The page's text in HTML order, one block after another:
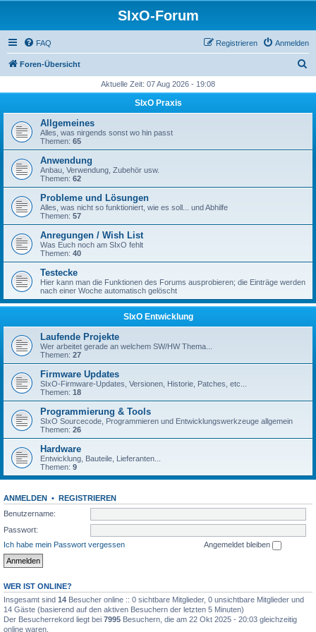
SIxO-Forum
FAQ Anmelden
Registrieren
Foren-Übersicht
h
Aktuelle Zeit: 07 Aug 2026 - 19:08
SIxO Praxis
Allgemeines
Alles, was nirgends sonst wo hin passt
Themen: 65
Anwendung
Anbau, Verwendung, Zubehör usw.
Themen: 62
Probleme und Lösungen
Alles, was nicht so funktioniert, wie es soll... und Abhilfe
Themen: 57
Anregungen / Wish List
Was Euch noch am SIxO fehlt
Themen: 40
Testecke
Hier kann man die Funktionen des Forums ausprobieren; die Einträge werden
nach einer Woche automatisch gelöscht
SIxO Entwicklung
Laufende Projekte
Wer arbeitet gerade an welchem SW/HW Thema...
Themen: 27
Firmware Updates
SIxO-Firmware-Updates, Versionen, Historie, Patches, etc...
Themen: 18
Programmierung & Tools
SIxO Sourcecode, Programmieren und Entwicklungswerkzeuge allgemein
Themen: 26
Hardware
Entwicklung, Bauteile, Lieferanten...
Themen: 9
ANMELDEN • REGISTRIEREN
Benutzername:
Passwort:
Ich habe mein Passwort vergessen
Angemeldet bleiben
WER IST ONLINE?
Insgesamt sind 14 Besucher online :: 0 sichtbare Mitglieder, 0 unsichtbare Mitglieder und
14 Gäste (basierend auf den aktiven Besuchern der letzten 5 Minuten)
Der Besucherrekord liegt bei 7995 Besuchern, die am 22 Okt 2025 - 20:03 gleichzeitig
online waren.